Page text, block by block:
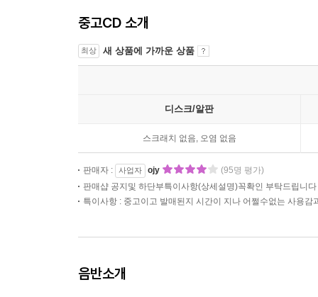
중고CD 소개
최상 새 상품에 가까운 상품
디스크/알판
스크래치 없음, 오염 없음
판매자 : 사업자 ojy
(95명 평가)
판매샵 공지및 하단부특이사항(상세설명)꼭확인 부탁드립니다
특이사항 : 중고이고 발매된지 시간이 지나 어쩔수없는 사용감
음반소개